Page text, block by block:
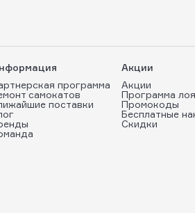
программа
самокатов
поставки
Акции
Акции
Программа
Промокоды
Бесплатные
Скидки